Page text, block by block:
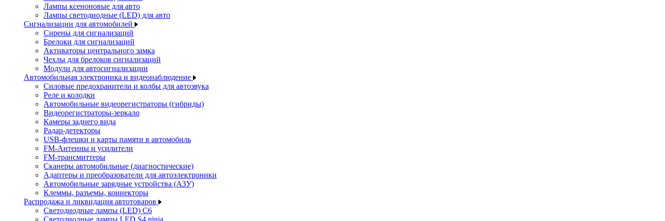
Лампы ксеноновые для авто
Лампы светодиодные (LED) для авто
Сигнализации для автомобилей
Сирены для сигнализаций
Брелоки для сигнализаций
Активаторы центрального замка
Чехлы для брелоков сигнализаций
Модули для автосигнализации
Автомобильная электроника и видеонаблюдение
Силовые предохранители и колбы для автозвука
Реле и колодки
Автомобильные видеорегистраторы (гибриды)
Видеорегистраторы-зеркало
Камеры заднего вида
Радар-детекторы
USB-флешки и карты памяти в автомобиль
FM-Антенны и усилители
FM-трансмиттеры
Сканеры автомобильные (диагностические)
Адаптеры и преобразователи для автоэлектроники
Автомобильные зарядные устройства (АЗУ)
Клеммы, разъемы, коннекторы
Распродажа и ликвидация автотоваров
Светодиодные лампы (LED) C6
Светодиодные лампы LED S4 ninja